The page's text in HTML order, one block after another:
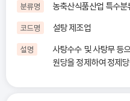
분류명 농축산식품산업 특수분
코드명 설탕 제조업
설명
사탕수수 및 사탕무 등
원당을 정제하여 정제